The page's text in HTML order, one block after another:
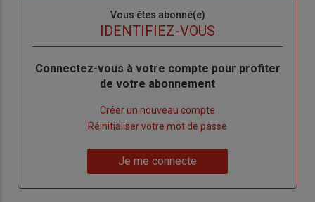
Vous êtes abonné(e)
IDENTIFIEZ-VOUS
Body
Connectez-vous à votre compte pour profiter
de votre abonnement
Créer un nouveau compte
de
Réinitialiser votre mot de passe
me
Je me connecte